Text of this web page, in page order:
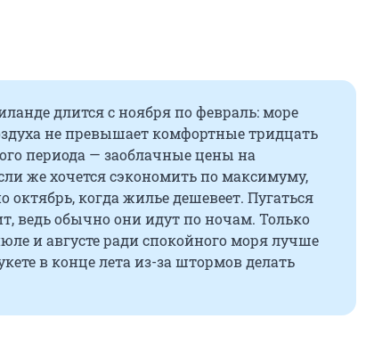
длится с ноября по февраль: море
не превышает комфортные тридцать
периода — заоблачные цены на
же хочется сэкономить по максимуму,
октябрь, когда жилье дешевеет. Пугаться
ведь обычно они идут по ночам. Только
и августе ради спокойного моря лучше
в конце лета из-за штормов делать